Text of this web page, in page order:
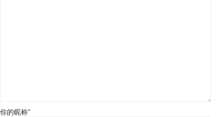
你的昵称*